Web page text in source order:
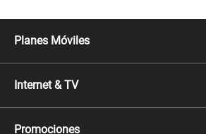
Planes Móviles
Línea Nueva
Línea Adicional
Migración
Internet & TV
Internet + TV
Promociones